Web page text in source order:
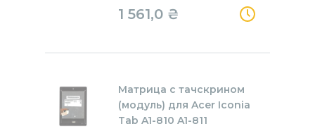
1 561,0 ₴
Матрица с тачскрином
(модуль) для Acer Iconia
Tab A1-810 A1-811